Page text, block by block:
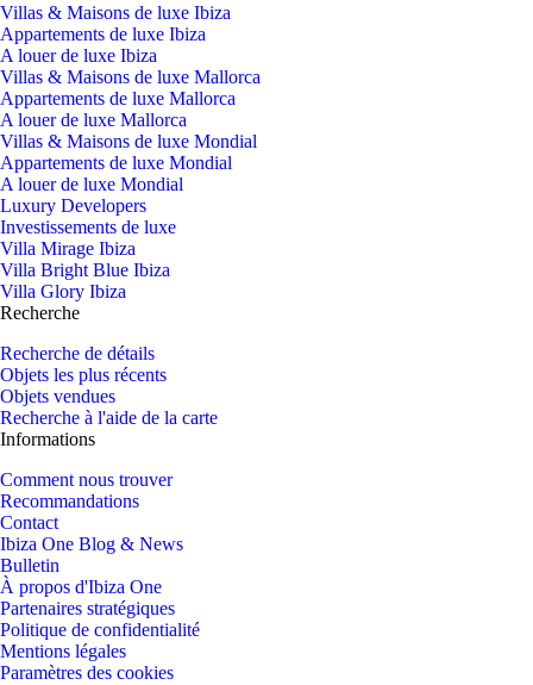
Villas & Maisons de luxe Ibiza
Appartements de luxe Ibiza
A louer de luxe Ibiza
Villas & Maisons de luxe Mallorca
Appartements de luxe Mallorca
A louer de luxe Mallorca
Villas & Maisons de luxe Mondial
Appartements de luxe Mondial
A louer de luxe Mondial
Luxury Developers
Investissements de luxe
Villa Mirage Ibiza
Villa Bright Blue Ibiza
Villa Glory Ibiza
Recherche
Recherche de détails
Objets les plus récents
Objets vendues
Recherche à l'aide de la carte
Informations
Comment nous trouver
Recommandations
Contact
Ibiza One Blog & News
Bulletin
À propos d'Ibiza One
Partenaires stratégiques
Politique de confidentialité
Mentions légales
Paramètres des cookies